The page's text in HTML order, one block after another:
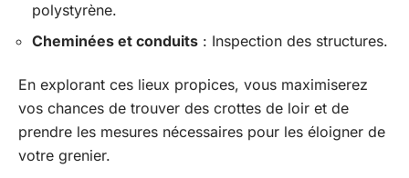
polystyrène.
Cheminées et conduits : Inspection des structures.
En explorant ces lieux propices, vous maximiserez
vos chances de trouver des crottes de loir et de
prendre les mesures nécessaires pour les éloigner de
votre grenier.